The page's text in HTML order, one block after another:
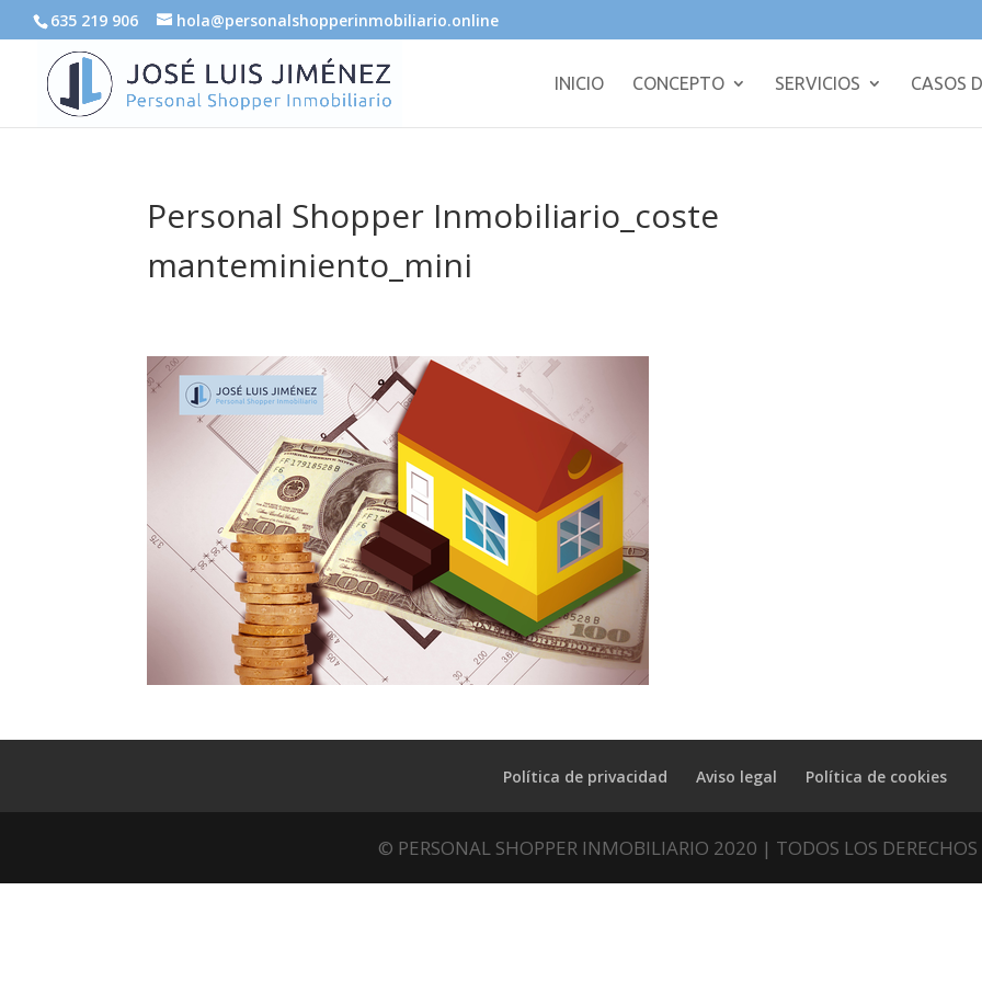
635 219 906 hola@personalshopperinmobiliario.online
INICIO CONCEPTO SERVICIOS CASOS
Personal Shopper Inmobiliario_coste
manteminiento_mini
Política de privacidad Aviso legal Política de cookies
© PERSONAL SHOPPER INMOBILIARIO 2020 | TODOS LOS DERECHOS